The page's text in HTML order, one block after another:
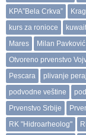
KPA”Bela Crkva”
kurs za ronioce
kuwait
Mares
Milan Pavković
Otvoreno prvenstvo
Pescara
plivanje
podvodne veštine
Prvenstvo Srbije
RK "Hidroarheolog"